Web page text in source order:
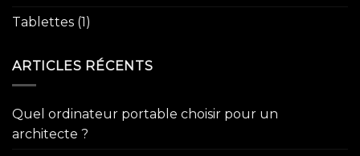
Tablettes (1)
ARTICLES RÉCENTS
Quel ordinateur portable choisir pour un
architecte ?